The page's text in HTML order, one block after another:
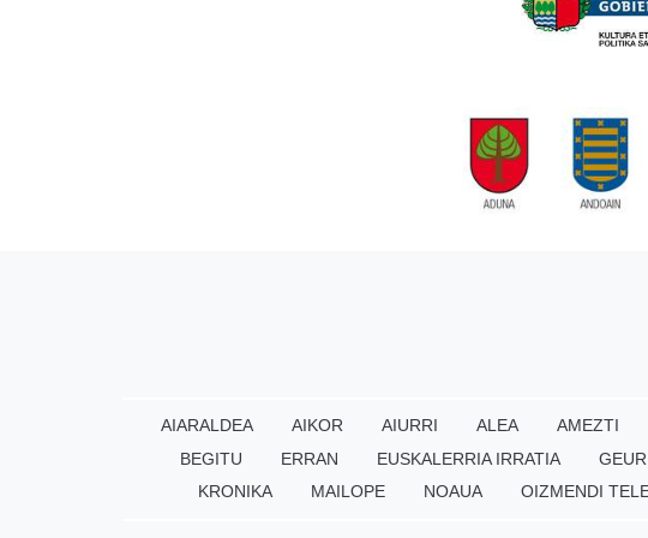
AIARALDEA AIKOR AIURRI ALEA AMEZTI
BEGITU
ERRAN EUSKALERRIA IRRATIA
KRONIKA
MAILOPE NOAUA OIZMENDI